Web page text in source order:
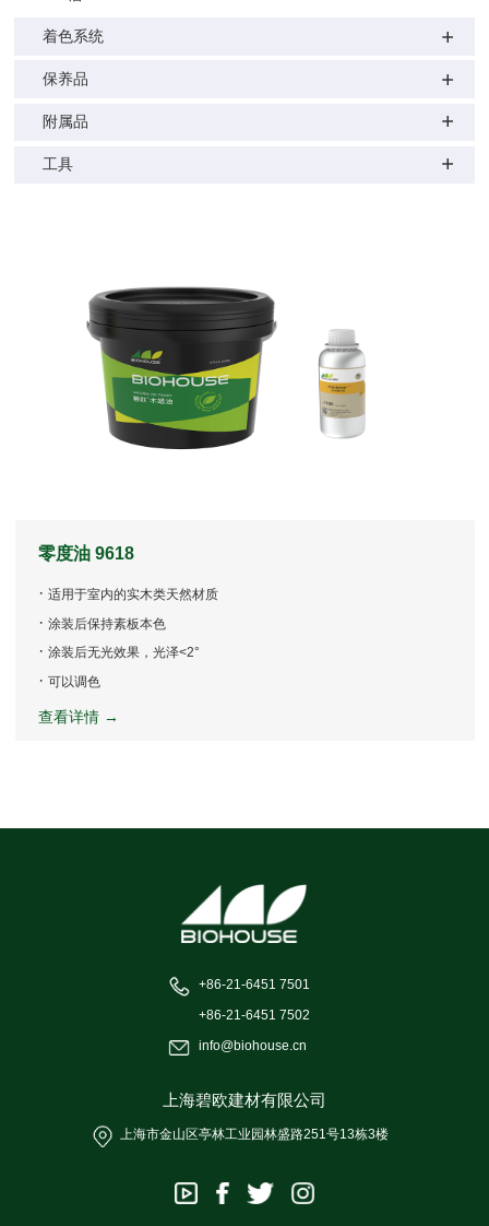
着色系统
保养品
附属品
工具
零度油 9618
·适用于室内的实木类天然材质
·涂装后保持素板本色
·涂装后无光效果，光泽<2°
·可以调色
查看详情 →
+86-21-6451 7501
+86-21-6451 7502
info@biohouse.cn
上海碧欧建材有限公司
上海市金山区亭林工业园林盛路251号13栋3楼